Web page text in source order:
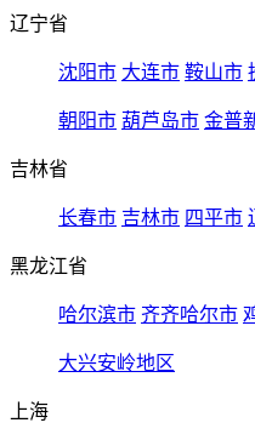
辽宁省
沈阳市 大连市 鞍山市
朝阳市 葫芦岛市 金普
吉林省
长春市 吉林市 四平市
黑龙江省
哈尔滨市 齐齐哈尔市
大兴安岭地区
上海